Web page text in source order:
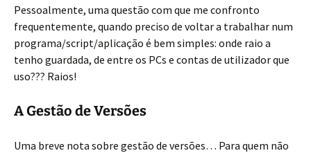
Pessoalmente, uma questão com que me confronto
frequentemente, quando preciso de voltar a trabalhar num
programa/script/aplicação é bem simples: onde raio a
tenho guardada, de entre os PCs e contas de utilizador que
uso??? Raios!
A Gestão de Versões
Uma breve nota sobre gestão de versões… Para quem não